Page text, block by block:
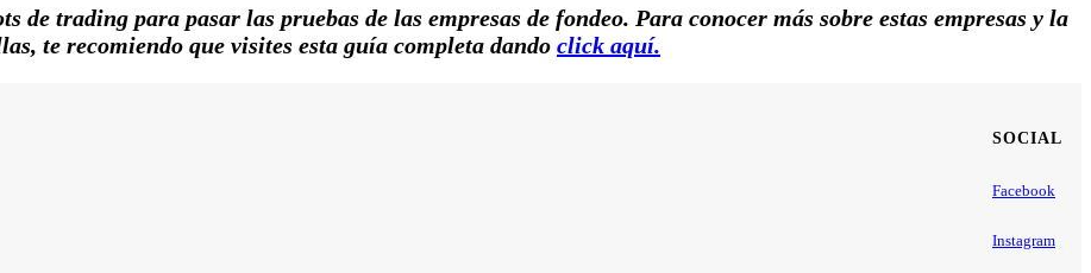
de trading para pasar las pruebas de las empresas de fondeo. Para conocer más sobre estas empresas y la
te recomiendo que visites esta guía completa dando click aquí.
SOCIAL
Facebook
Instagram